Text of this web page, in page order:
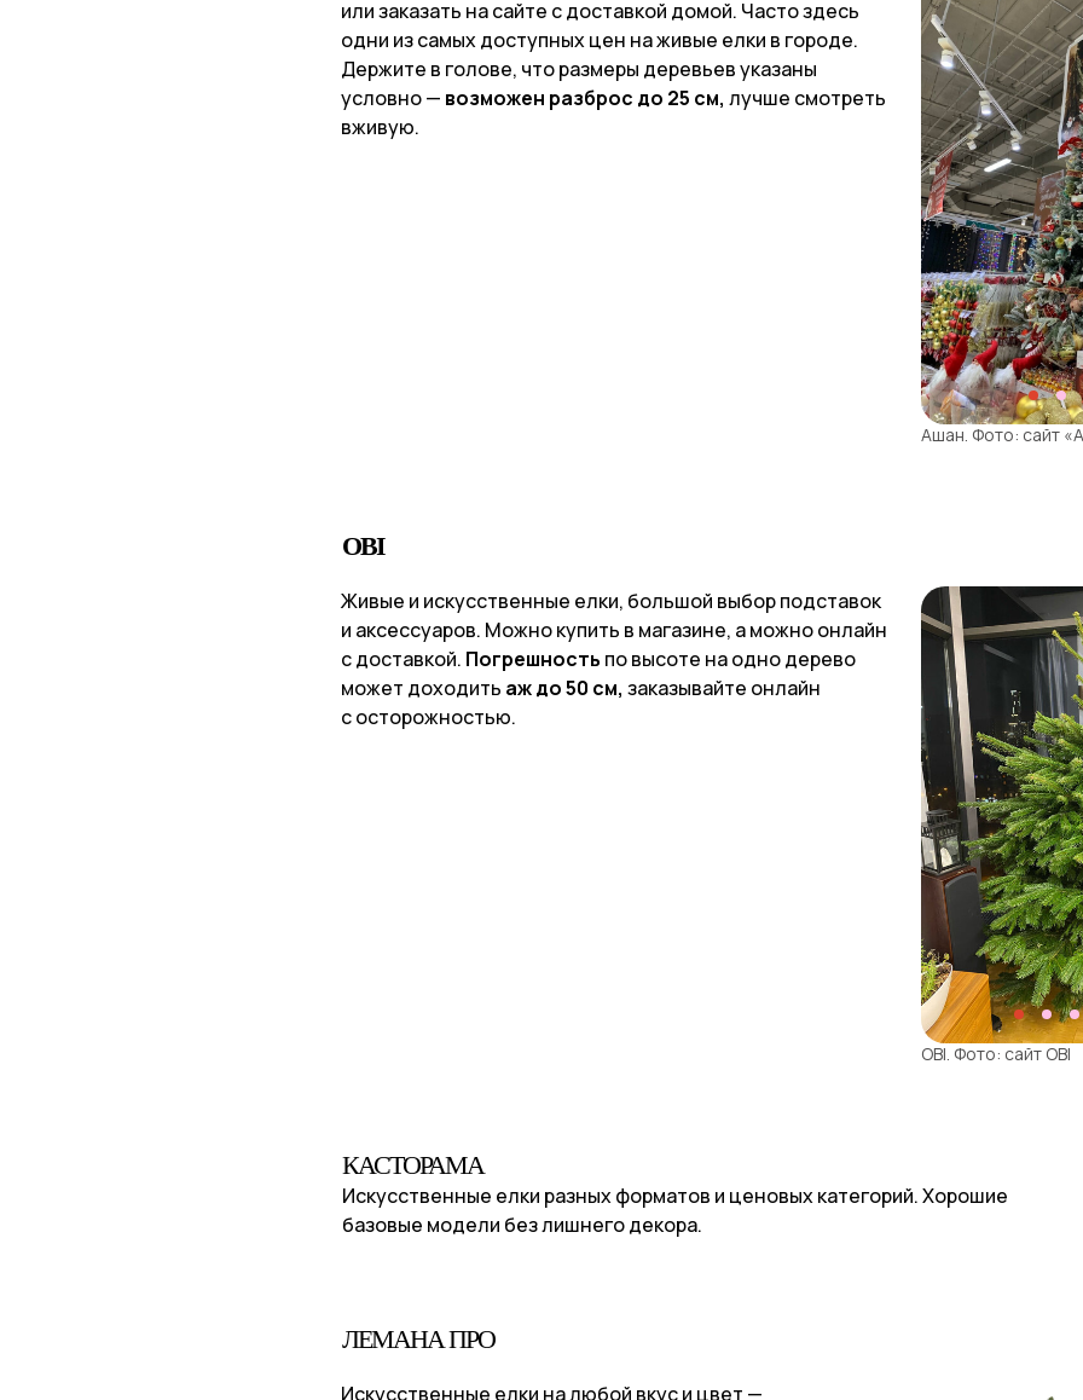
Ашан. Фото: сайт
или заказать на сайте с доставкой домой. Часто здесь
одни из самых доступных цен на живые елки в городе.
Держите в голове, что размеры деревьев указаны
условно — возможен разброс до 25 см, лучше смотреть
вживую.
OBI. Фото: сайт OBI
Живые и искусственные елки, большой выбор подставок
и аксессуаров. Можно купить в магазине, а можно онлайн
с доставкой. Погрешность по высоте на одно дерево
может доходить аж до 50 см, заказывайте онлайн
с осторожностью.
OBI
КАСТОРАМА
Искусственные елки разных форматов и ценовых категорий. Хорошие
базовые модели без лишнего декора.
Искусственные елки на любой вкус и цвет —
ЛЕМАНА ПРО